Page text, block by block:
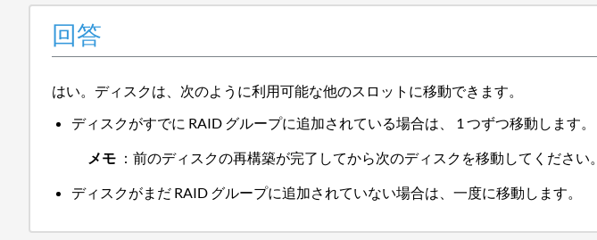
回答
はい。ディスクは、次のように利用可能な他のスロットに移動できます。
ディスクがすでに RAID グループに追加されている場合は、 1 つずつ移動します。
メモ ：前のディスクの再構築が完了してから次のディスクを移動してください。
ディスクがまだ RAID グループに追加されていない場合は、一度に移動します。